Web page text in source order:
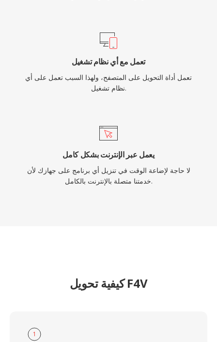
تعمل مع أي نظام تشغيل
تعمل أداة التحويل على المتصفح، ولهذا السبب تعمل على أي
نظام تشغيل.
يعمل عبر الإنترنت بشكل كامل
لا حاجة لإضاعة الوقت في تنزيل أي برنامج على جهازك لأن
خدمتنا متصلة بالإنترنت بالكامل.
كيفية تحويل F4V
1